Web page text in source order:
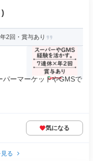
)
2回・賞与あり
ーマーケットやGMSで
気になる
る